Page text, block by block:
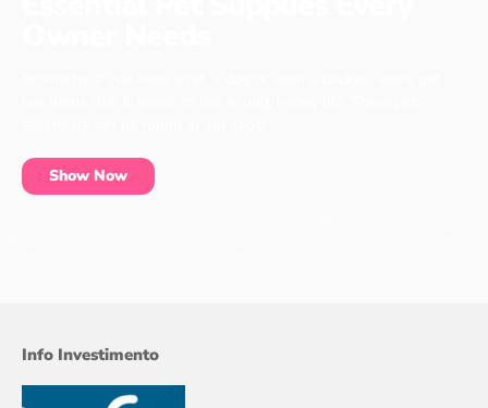
Show Now
Info Investimento